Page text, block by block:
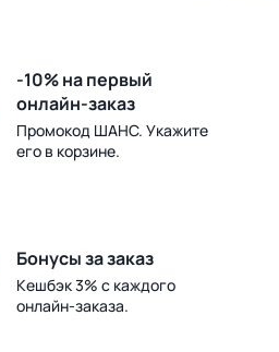
-10% на первый
онлайн-заказ
Промокод ШАНС. Укажите
его в корзине.
Бонусы за заказ
Кешбэк 3% с каждого
онлайн-заказа.